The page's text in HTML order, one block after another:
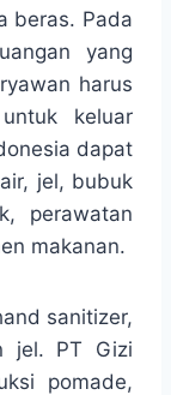
beras. Pada
yang
harus
keluar
dapat
jel, bubuk
perawatan
makanan.
sanitizer,
jel. PT Gizi
pomade,